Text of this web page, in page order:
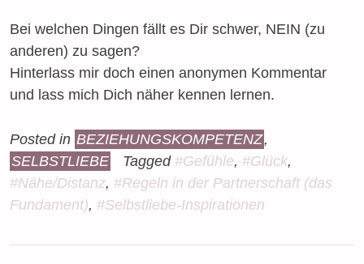
Bei welchen Dingen fällt es Dir schwer, NEIN (zu
anderen) zu sagen?
Hinterlass mir doch einen anonymen Kommentar
und lass mich Dich näher kennen lernen.
Posted in BEZIEHUNGSKOMPETENZ,
SELBSTLIEBE
Tagged #Gefühle, #Glück,
#Nähe/Distanz, #Regeln in der Partnerschaft (das
Fundament), #Selbstliebe-Inspirationen